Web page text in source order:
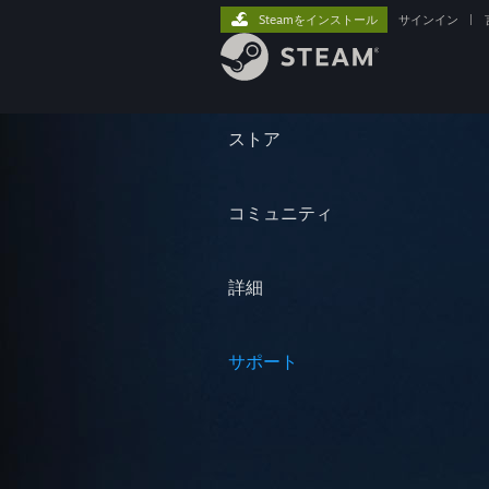
ストア
コミュニティ
詳細
サポート
Steamをインストール サインイン